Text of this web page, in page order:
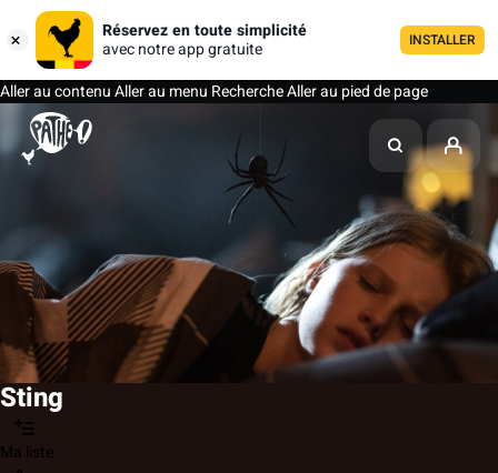
Réservez en toute simplicité
avec notre app gratuite
INSTALLER
Aller au contenuAller au menu RechercheAller au pied de page
Sting
Ma liste